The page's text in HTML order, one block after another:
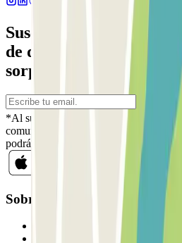
Suscríbete a nuestra
de descuentos, sorteos y
sorpresas.
*Al suscribirte aceptas nuestra Política
comunicaciones comerciales de
podrás darte de baja cuando quieras en
Sobre Parclick